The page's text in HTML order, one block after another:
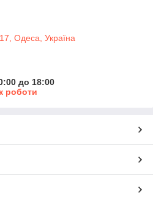
Одеса, Україна
до 18:00
роботи